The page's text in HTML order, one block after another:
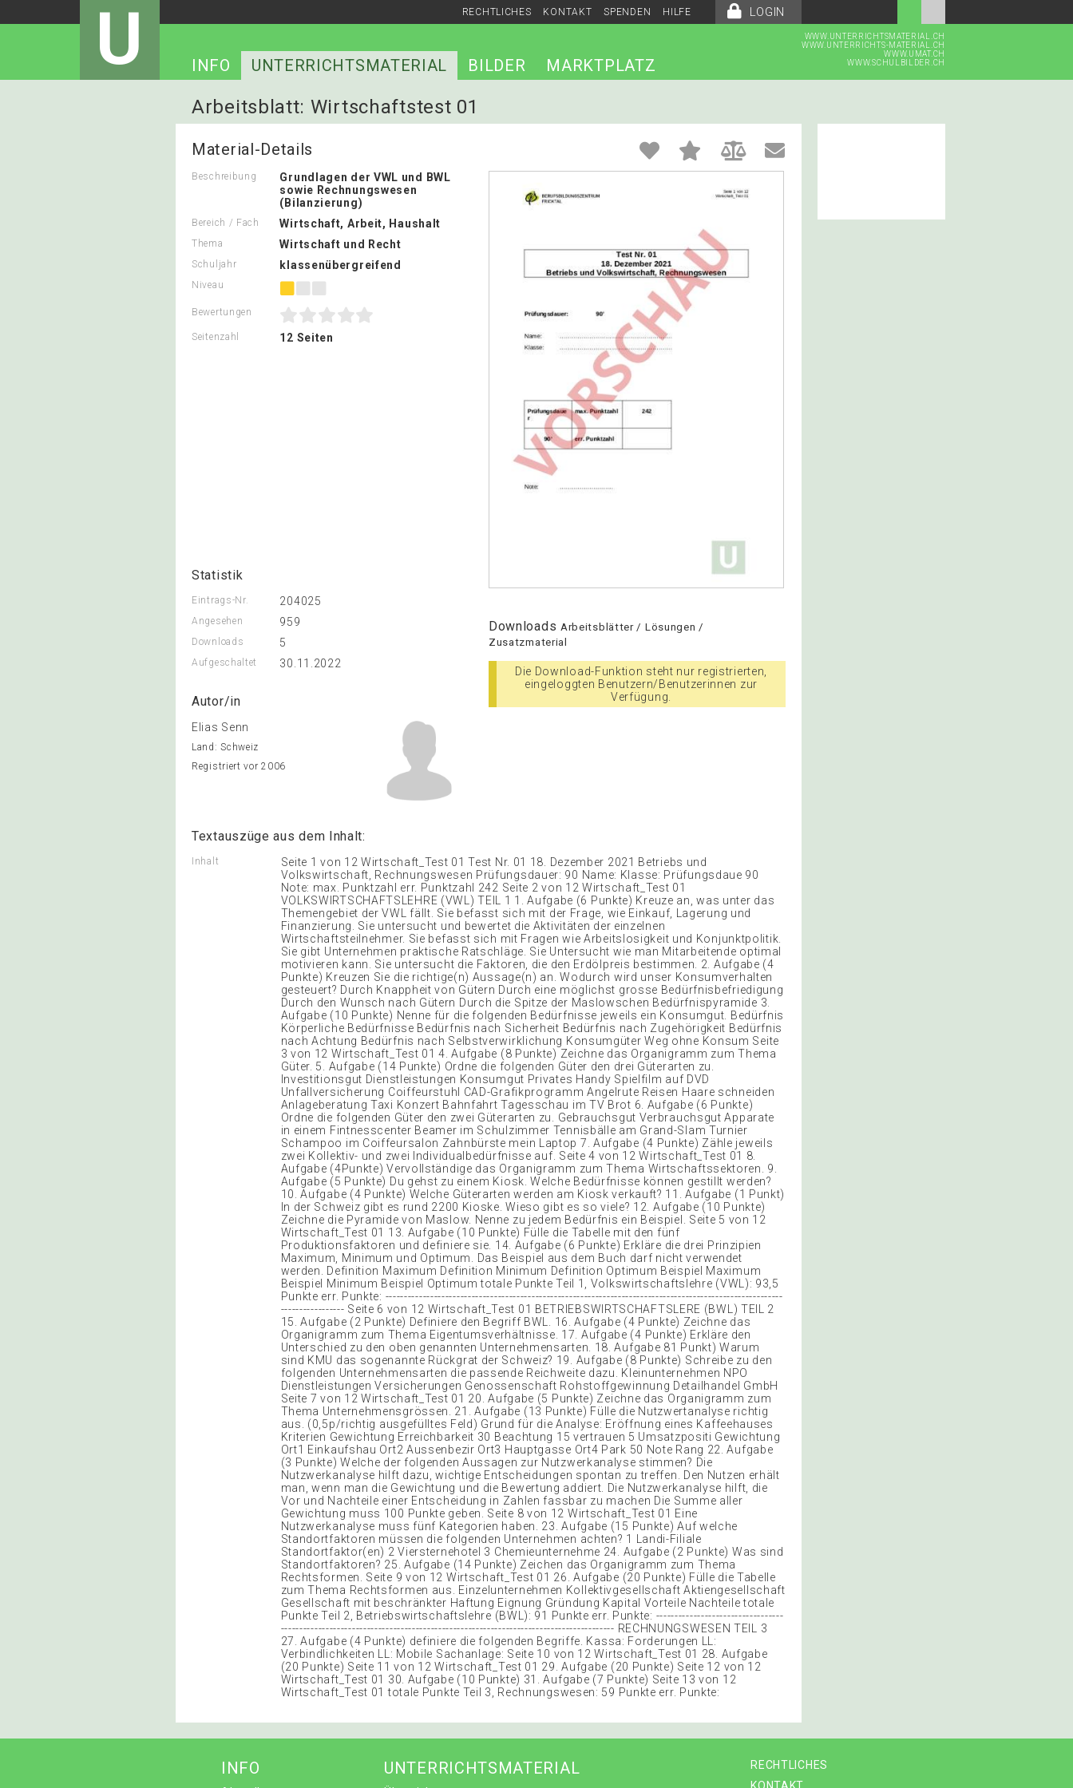
LOGIN
RECHTLICHES KONTAKT SPENDEN HILFE
U
WWW.UNTERRICHTSMATERIAL.CH
WWW.UNTERRICHTS-MATERIAL.CH
WWW.UMAT.CH
WWW.SCHULBILDER.CH
INFO UNTERRICHTSMATERIAL BILDER MARKTPLATZ
Arbeitsblatt: Wirtschaftstest 01
Material-Details
Beschreibung
Grundlagen der VWL und BWL
sowie Rechnungswesen
(Bilanzierung)
Bereich / Fach Wirtschaft, Arbeit, Haushalt
Thema Wirtschaft und Recht
Schuljahr klassenübergreifend
Niveau
Bewertungen
Seitenzahl 12 Seiten
Statistik
Eintrags-Nr. 204025
Angesehen 959
Downloads 5
Aufgeschaltet 30.11.2022
Autor/in
Elias Senn
Land: Schweiz
Registriert vor 2006
Downloads Arbeitsblätter / Lösungen /
Zusatzmaterial
Die Download-Funktion steht nur registrierten,
eingeloggten Benutzern/Benutzerinnen zur
Verfügung.
Textauszüge aus dem Inhalt:
Inhalt
Seite 1 von 12 Wirtschaft_Test 01 Test Nr. 01 18. Dezember 2021 Betriebs und
Volkswirtschaft, Rechnungswesen Prüfungsdauer: 90 Name: Klasse: Prüfungsdaue 90
Note: max. Punktzahl err. Punktzahl 242 Seite 2 von 12 Wirtschaft_Test 01
VOLKSWIRTSCHAFTSLEHRE (VWL) TEIL 1 1. Aufgabe (6 Punkte) Kreuze an, was unter das
Themengebiet der VWL fällt. Sie befasst sich mit der Frage, wie Einkauf, Lagerung und
Finanzierung. Sie untersucht und bewertet die Aktivitäten der einzelnen
Wirtschaftsteilnehmer. Sie befasst sich mit Fragen wie Arbeitslosigkeit und Konjunktpolitik.
Sie gibt Unternehmen praktische Ratschläge. Sie Untersucht wie man Mitarbeitende optimal
motivieren kann. Sie untersucht die Faktoren, die den Erdölpreis bestimmen. 2. Aufgabe (4
Punkte) Kreuzen Sie die richtige(n) Aussage(n) an. Wodurch wird unser Konsumverhalten
gesteuert? Durch Knappheit von Gütern Durch eine möglichst grosse Bedürfnisbefriedigung
Durch den Wunsch nach Gütern Durch die Spitze der Maslowschen Bedürfnispyramide 3.
Aufgabe (10 Punkte) Nenne für die folgenden Bedürfnisse jeweils ein Konsumgut. Bedürfnis
Körperliche Bedürfnisse Bedürfnis nach Sicherheit Bedürfnis nach Zugehörigkeit Bedürfnis
nach Achtung Bedürfnis nach Selbstverwirklichung Konsumgüter Weg ohne Konsum Seite
3 von 12 Wirtschaft_Test 01 4. Aufgabe (8 Punkte) Zeichne das Organigramm zum Thema
Güter. 5. Aufgabe (14 Punkte) Ordne die folgenden Güter den drei Güterarten zu.
Investitionsgut Dienstleistungen Konsumgut Privates Handy Spielfilm auf DVD
Unfallversicherung Coiffeurstuhl CAD-Grafikprogramm Angelrute Reisen Haare schneiden
Anlageberatung Taxi Konzert Bahnfahrt Tagesschau im TV Brot 6. Aufgabe (6 Punkte)
Ordne die folgenden Güter den zwei Güterarten zu. Gebrauchsgut Verbrauchsgut Apparate
in einem Fintnesscenter Beamer im Schulzimmer Tennisbälle am Grand-Slam Turnier
Schampoo im Coiffeursalon Zahnbürste mein Laptop 7. Aufgabe (4 Punkte) Zähle jeweils
zwei Kollektiv- und zwei Individualbedürfnisse auf. Seite 4 von 12 Wirtschaft_Test 01 8.
Aufgabe (4Punkte) Vervollständige das Organigramm zum Thema Wirtschaftssektoren. 9.
Aufgabe (5 Punkte) Du gehst zu einem Kiosk. Welche Bedürfnisse können gestillt werden?
10. Aufgabe (4 Punkte) Welche Güterarten werden am Kiosk verkauft? 11. Aufgabe (1 Punkt)
In der Schweiz gibt es rund 2200 Kioske. Wieso gibt es so viele? 12. Aufgabe (10 Punkte)
Zeichne die Pyramide von Maslow. Nenne zu jedem Bedürfnis ein Beispiel. Seite 5 von 12
Wirtschaft_Test 01 13. Aufgabe (10 Punkte) Fülle die Tabelle mit den fünf
Produktionsfaktoren und definiere sie. 14. Aufgabe (6 Punkte) Erkläre die drei Prinzipien
Maximum, Minimum und Optimum. Das Beispiel aus dem Buch darf nicht verwendet
werden. Definition Maximum Definition Minimum Definition Optimum Beispiel Maximum
Beispiel Minimum Beispiel Optimum totale Punkte Teil 1, Volkswirtschaftslehre (VWL): 93,5
Punkte err. Punkte: ----------------------------------------------------------------------------------------------------------
----------------- Seite 6 von 12 Wirtschaft_Test 01 BETRIEBSWIRTSCHAFTSLERE (BWL) TEIL 2
15. Aufgabe (2 Punkte) Definiere den Begriff BWL. 16. Aufgabe (4 Punkte) Zeichne das
Organigramm zum Thema Eigentumsverhältnisse. 17. Aufgabe (4 Punkte) Erkläre den
Unterschied zu den oben genannten Unternehmensarten. 18. Aufgabe 81 Punkt) Warum
sind KMU das sogenannte Rückgrat der Schweiz? 19. Aufgabe (8 Punkte) Schreibe zu den
folgenden Unternehmensarten die passende Reichweite dazu. Kleinunternehmen NPO
Dienstleistungen Versicherungen Genossenschaft Rohstoffgewinnung Detailhandel GmbH
Seite 7 von 12 Wirtschaft_Test 01 20. Aufgabe (5 Punkte) Zeichne das Organigramm zum
Thema Unternehmensgrössen. 21. Aufgabe (13 Punkte) Fülle die Nutzwertanalyse richtig
aus. (0,5p/richtig ausgefülltes Feld) Grund für die Analyse: Eröffnung eines Kaffeehauses
Kriterien Gewichtung Erreichbarkeit 30 Beachtung 15 vertrauen 5 Umsatzpositi Gewichtung
Ort1 Einkaufshau Ort2 Aussenbezir Ort3 Hauptgasse Ort4 Park 50 Note Rang 22. Aufgabe
(3 Punkte) Welche der folgenden Aussagen zur Nutzwerkanalyse stimmen? Die
Nutzwerkanalyse hilft dazu, wichtige Entscheidungen spontan zu treffen. Den Nutzen erhält
man, wenn man die Gewichtung und die Bewertung addiert. Die Nutzwerkanalyse hilft, die
Vor und Nachteile einer Entscheidung in Zahlen fassbar zu machen Die Summe aller
Gewichtung muss 100 Punkte geben. Seite 8 von 12 Wirtschaft_Test 01 Eine
Nutzwerkanalyse muss fünf Kategorien haben. 23. Aufgabe (15 Punkte) Auf welche
Standortfaktoren müssen die folgenden Unternehmen achten? 1 Landi-Filiale
Standortfaktor(en) 2 Viersternehotel 3 Chemieunternehme 24. Aufgabe (2 Punkte) Was sind
Standortfaktoren? 25. Aufgabe (14 Punkte) Zeichen das Organigramm zum Thema
Rechtsformen. Seite 9 von 12 Wirtschaft_Test 01 26. Aufgabe (20 Punkte) Fülle die Tabelle
zum Thema Rechtsformen aus. Einzelunternehmen Kollektivgesellschaft Aktiengesellschaft
Gesellschaft mit beschränkter Haftung Eignung Gründung Kapital Vorteile Nachteile totale
Punkte Teil 2, Betriebswirtschaftslehre (BWL): 91 Punkte err. Punkte: ----------------------------------
----------------------------------------------------------------------------------------- RECHNUNGSWESEN TEIL 3
27. Aufgabe (4 Punkte) definiere die folgenden Begriffe. Kassa: Forderungen LL:
Verbindlichkeiten LL: Mobile Sachanlage: Seite 10 von 12 Wirtschaft_Test 01 28. Aufgabe
(20 Punkte) Seite 11 von 12 Wirtschaft_Test 01 29. Aufgabe (20 Punkte) Seite 12 von 12
Wirtschaft_Test 01 30. Aufgabe (10 Punkte) 31. Aufgabe (7 Punkte) Seite 13 von 12
Wirtschaft_Test 01 totale Punkte Teil 3, Rechnungswesen: 59 Punkte err. Punkte:
RECHTLICHES
INFO UNTERRICHTSMATERIAL